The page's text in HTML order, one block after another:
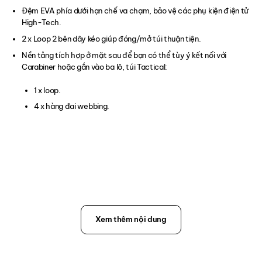
Đệm EVA phía dưới hạn chế va chạm, bảo vệ các phụ kiện điện tử
High-Tech.
2 x Loop 2 bên dây kéo giúp đóng/mở túi thuận tiện.
Nền tảng tích hợp ở mặt sau để bạn có thể tùy ý kết nối với
Carabiner hoặc gắn vào ba lô, túi Tactical:
1 x loop.
4 x hàng đai webbing.
Xem thêm nội dung